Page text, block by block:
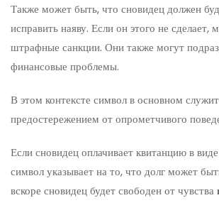
Также может быть, что сновидец должен
исправить наяву. Если он этого не сделает,
штрафные санкции. Они также могут
финансовые проблемы.
В этом контексте символ в основном служит
предостережением от опрометчивого
Если сновидец оплачивает квитанцию в
символ указывает на то, что долг может
вскоре сновидец будет свободен от чувства